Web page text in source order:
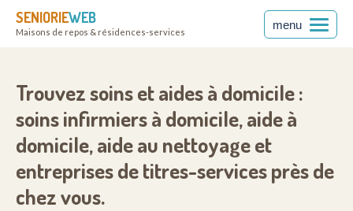
SENIORIEWEB
Maisons de repos & résidences-services
menu
Trouvez soins et aides à domicile :
soins infirmiers à domicile, aide à
domicile, aide au nettoyage et
entreprises de titres-services près de
chez vous.